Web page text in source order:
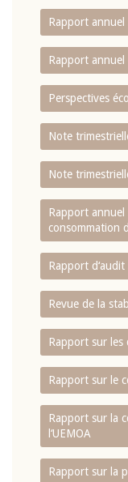
Rapport annuel
Rapport annuel
Perspectives
Note
Note
Rapport annuel
consommation
Rapport
Revue de la
Rapport sur les
Rapport sur le
Rapport sur la
l‘UEMOA
Rapport sur la